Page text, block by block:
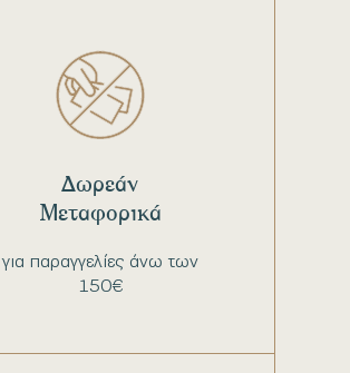
για παραγγελίες άνω των
150€
Δωρεάν
Μεταφορικά